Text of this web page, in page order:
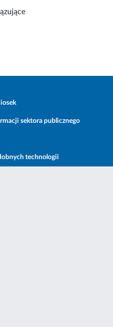
sektora publicznego
technologii